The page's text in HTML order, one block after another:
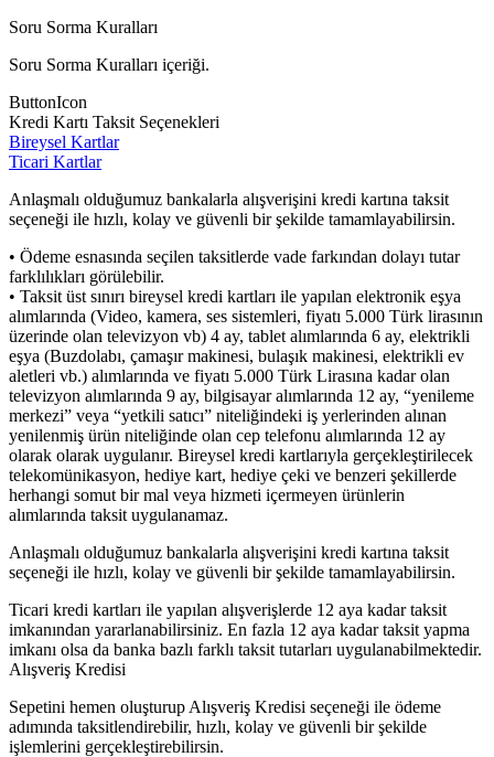
Soru Sorma Kuralları
Soru Sorma Kuralları içeriği.
ButtonIcon
Kredi Kartı Taksit Seçenekleri
Bireysel Kartlar
Ticari Kartlar
Anlaşmalı olduğumuz bankalarla alışverişini kredi kartına taksit
seçeneği ile hızlı, kolay ve güvenli bir şekilde tamamlayabilirsin.
• Ödeme esnasında seçilen taksitlerde vade farkından dolayı tutar
farklılıkları görülebilir.
• Taksit üst sınırı bireysel kredi kartları ile yapılan elektronik eşya
alımlarında (Video, kamera, ses sistemleri, fiyatı 5.000 Türk lirasının
üzerinde olan televizyon vb) 4 ay, tablet alımlarında 6 ay, elektrikli
eşya (Buzdolabı, çamaşır makinesi, bulaşık makinesi, elektrikli ev
aletleri vb.) alımlarında ve fiyatı 5.000 Türk Lirasına kadar olan
televizyon alımlarında 9 ay, bilgisayar alımlarında 12 ay, “yenileme
merkezi” veya “yetkili satıcı” niteliğindeki iş yerlerinden alınan
yenilenmiş ürün niteliğinde olan cep telefonu alımlarında 12 ay
olarak olarak uygulanır. Bireysel kredi kartlarıyla gerçekleştirilecek
telekomünikasyon, hediye kart, hediye çeki ve benzeri şekillerde
herhangi somut bir mal veya hizmeti içermeyen ürünlerin
alımlarında taksit uygulanamaz.
Anlaşmalı olduğumuz bankalarla alışverişini kredi kartına taksit
seçeneği ile hızlı, kolay ve güvenli bir şekilde tamamlayabilirsin.
Ticari kredi kartları ile yapılan alışverişlerde 12 aya kadar taksit
imkanından yararlanabilirsiniz. En fazla 12 aya kadar taksit yapma
imkanı olsa da banka bazlı farklı taksit tutarları uygulanabilmektedir.
Alışveriş Kredisi
Sepetini hemen oluşturup Alışveriş Kredisi seçeneği ile ödeme
adımında taksitlendirebilir, hızlı, kolay ve güvenli bir şekilde
işlemlerini gerçekleştirebilirsin.